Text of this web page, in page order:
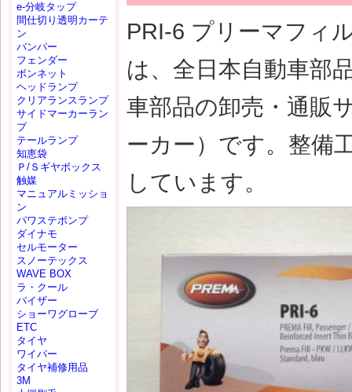
PRI-6 プリーマフィ
は、全日本自動車部
車部品の卸売・通販
ーカー）です。整備
しています。
e-分岐タップ
間仕切り透明カーテ
ン
バンパー
フェンダー
ボンネット
ヘッドランプ
クリアランスランプ
サイドマーカーラン
プ
テールランプ
知恵袋
Ｐ/Ｓギヤボックス
触媒
マニュアルミッショ
ン
パワステポンプ
ダイナモ
セルモーター
スノーテックス
WAVE BOX
ラ・クール
バイザー
ショーワグローブ
ETC
タイヤ
ワイパー
タイヤ補修用品
3M